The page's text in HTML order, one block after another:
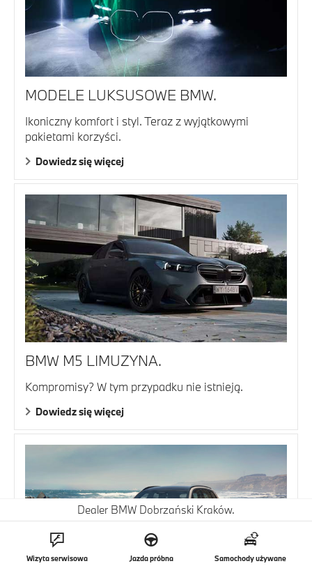
MODELE LUKSUSOWE BMW.
Ikoniczny komfort i styl. Teraz z wyjątkowymi
pakietami korzyści.
Dowiedz się więcej
BMW M5 LIMUZYNA.
Kompromisy? W tym przypadku nie istnieją.
Dowiedz się więcej
Dealer BMW Dobrzański Kraków.
Wizyta serwisowa Jazda próbna Samochody używane